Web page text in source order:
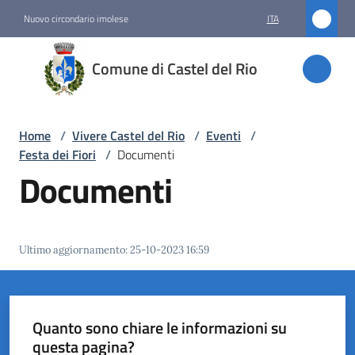
Nuovo circondario imolese ITA
Comune di Castel del Rio
Comune
di
Castel
Amministrazione
Vivere
Castel
Home / Vivere Castel del Rio / Eventi /
Festa dei Fiori / Documenti
Documenti
Ultimo aggiornamento:25-10-2023 16:59
Quanto sono chiare le informazioni su
questa pagina?